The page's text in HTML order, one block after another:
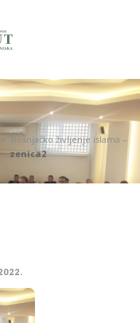
“Bošnjačko življenje islama –
zenica2